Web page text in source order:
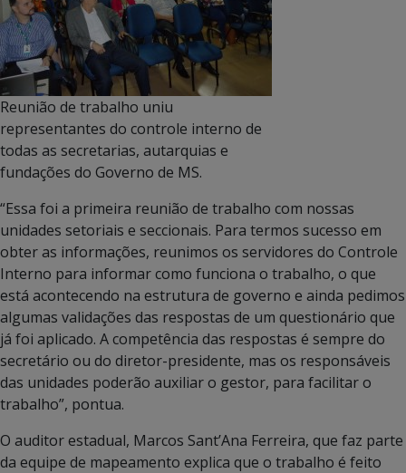
Reunião de trabalho uniu
representantes do controle interno de
todas as secretarias, autarquias e
fundações do Governo de MS.
“Essa foi a primeira reunião de trabalho com nossas
unidades setoriais e seccionais. Para termos sucesso em
obter as informações, reunimos os servidores do Controle
Interno para informar como funciona o trabalho, o que
está acontecendo na estrutura de governo e ainda pedimos
algumas validações das respostas de um questionário que
já foi aplicado. A competência das respostas é sempre do
secretário ou do diretor-presidente, mas os responsáveis
das unidades poderão auxiliar o gestor, para facilitar o
trabalho”, pontua.
O auditor estadual, Marcos Sant’Ana Ferreira, que faz parte
da equipe de mapeamento explica que o trabalho é feito